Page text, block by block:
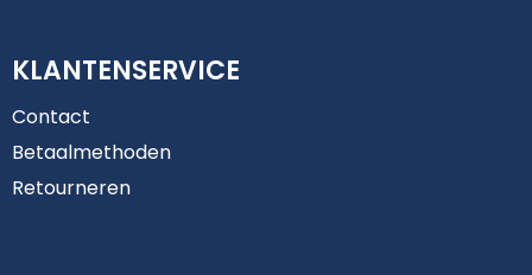
KLANTENSERVICE
Contact
Betaalmethoden
Retourneren